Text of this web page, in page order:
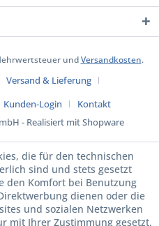
undVersandkosten.
Versand & Lieferung
Kunden-Login
Kontakt
- Realisiert mit Shopware
die für den technischen
sind und stets gesetzt
den Komfort bei Benutzung
dienen oder die
und sozialen Netzwerken
mit Ihrer Zustimmung gesetzt.